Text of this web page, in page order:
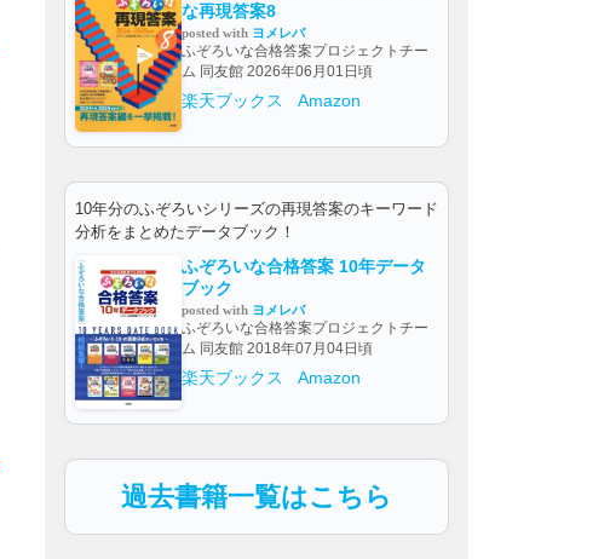
な再現答案8
posted with ヨメレバ
ふぞろいな合格答案プロジェクトチー
ム 同友館 2026年06月01日頃
楽天ブックス Amazon
10年分のふぞろいシリーズの再現答案のキーワード
分析をまとめたデータブック！
ふぞろいな合格答案 10年データ
ブック
posted with ヨメレバ
ふぞろいな合格答案プロジェクトチー
ム 同友館 2018年07月04日頃
楽天ブックス Amazon
過去書籍一覧はこちら